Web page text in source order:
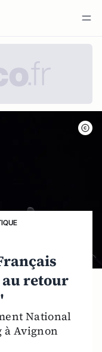
retour
National
à Avignon